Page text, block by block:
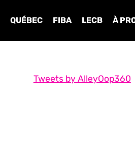
QUÉBEC FIBA LECB À
Tweets by AlleyOop360